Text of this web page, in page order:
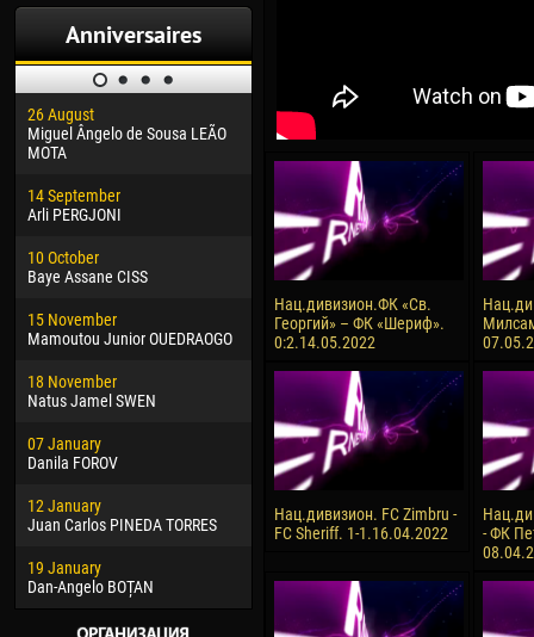
Anniversaires
26 August
Miguel Ângelo de Sousa LEÃO
MOTA
14 September
Arli PERGJONI
10 October
Baye Assane CISS
15 November
Mamoutou Junior OUEDRAOGO
18 November
Natus Jamel SWEN
07 January
Danila FOROV
12 January
Juan Carlos PINEDA TORRES
19 January
Dan-Angelo BOȚAN
30 January
Dhoraso Moreo KLAS
24 February
Vladislav COSTIN
02 March
Veaceslav COZMA
09 March
Emmanuel AFETSE
Jayder Moreno ASPRILLA
22 March
Samba KONÉ
26 March
Vitor Hugo Morais de OLIVEIRA
04
13
15
24
10
15
17
Нац.дивизион.ФК «Св.
Георгий» – ФК «Шериф».
0:2.14.05.2022
Нац.дивизион. FC Zimbru -
FC Sheriff. 1-1.16.04.2022
- ФК